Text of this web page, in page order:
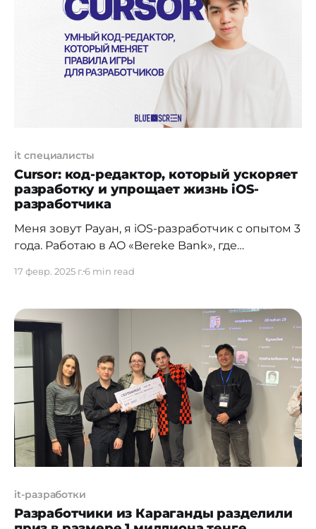
Узбекистана, Кыргызстана, Таджикистана,
Туркменистана, Азербайджана, Грузии и
Монголии. Прием заявок открыт до 2
it специалисты
Cursor: код-редактор, который ускоряет
разработку и упрощает жизнь iOS-
разработчика
Меня зовут Рауан, я iOS-разработчик с опытом 3
года. Работаю в AO «‎Bereke Bank»‎, где
бизнеса, создавая удобные и надежные
новыми технологиями, следую за трендами в
iOS-разработке и постоянно прокачивая свои
навыки. Буду делиться своим опытом и
расскажу о том, как интеграция
17 февр. 2025 г.6 min read
it-разработки
Разработчики из Караганды разделили